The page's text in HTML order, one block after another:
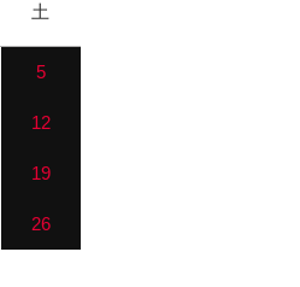
土
5
12
19
26